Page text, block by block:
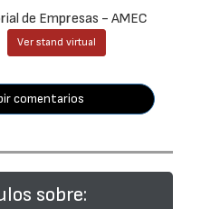
de Empresas - AMEC
Ver stand virtual
comentarios
sobre: